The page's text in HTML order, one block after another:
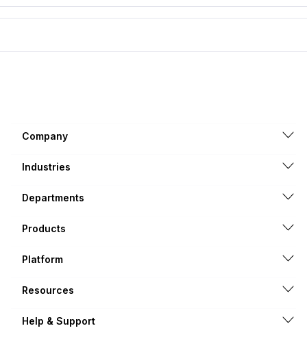
Company
Industries
Departments
Products
Platform
Resources
Help & Support